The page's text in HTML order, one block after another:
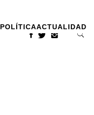
POLÍTICAACTUALIDAD